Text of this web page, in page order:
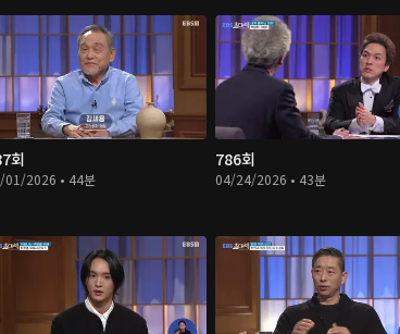
회
01/2026 • 44분
786회
04/24/2026 • 43분